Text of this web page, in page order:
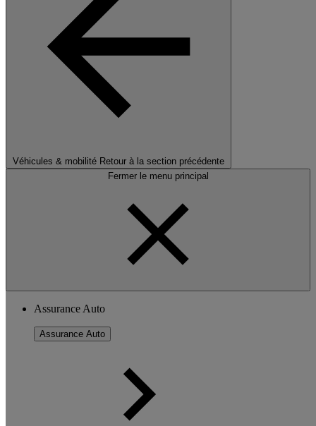
Véhicules & mobilité Retour à la section précédente
Fermer le menu principal
Assurance Auto
Assurance Auto